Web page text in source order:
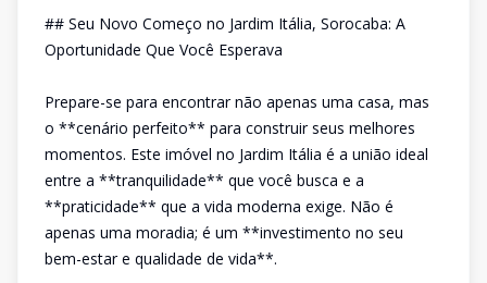
## Seu Novo Começo no Jardim Itália, Sorocaba: A
Oportunidade Que Você Esperava
Prepare-se para encontrar não apenas uma casa, mas
o **cenário perfeito** para construir seus melhores
momentos. Este imóvel no Jardim Itália é a união ideal
entre a **tranquilidade** que você busca e a
**praticidade** que a vida moderna exige. Não é
apenas uma moradia; é um **investimento no seu
bem-estar e qualidade de vida**.